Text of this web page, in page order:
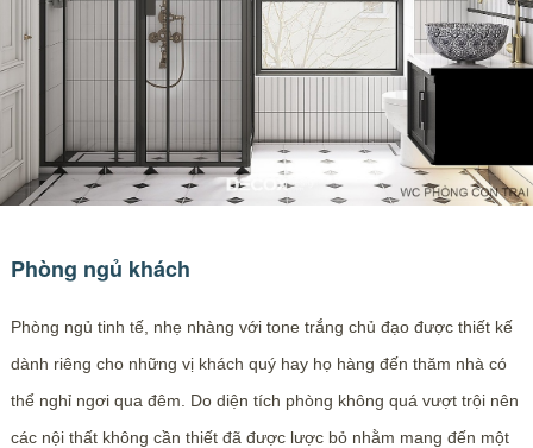
Phòng ngủ khách
Phòng ngủ tinh tế, nhẹ nhàng với tone trắng chủ đạo được thiết kế
dành riêng cho những vị khách quý hay họ hàng đến thăm nhà có
thể nghỉ ngơi qua đêm. Do diện tích phòng không quá vượt trội nên
các nội thất không cần thiết đã được lược bỏ nhằm mang đến một